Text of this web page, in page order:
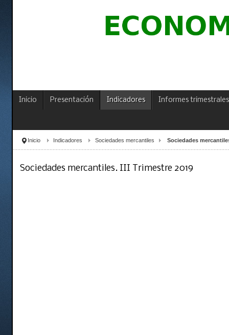
Inicio Presentación Indicadores Informes trimestrales
Inicio Indicadores Sociedades mercantiles Sociedades
Sociedades mercantiles. III Trimestre 2019